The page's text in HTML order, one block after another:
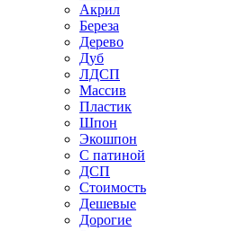
Акрил
Береза
Дерево
Дуб
ЛДСП
Массив
Пластик
Шпон
Экошпон
С патиной
ДСП
Стоимость
Дешевые
Дорогие